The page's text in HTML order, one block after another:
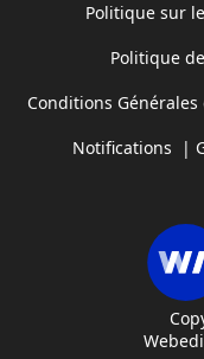
Politique sur
Politique
Conditions
Notifications |